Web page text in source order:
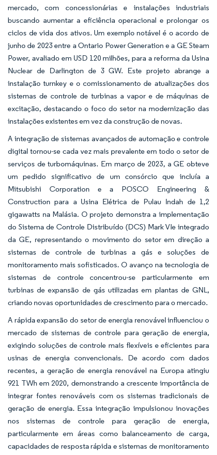
mercado, com concessionárias e instalações industriais
buscando aumentar a eficiência operacional e prolongar os
ciclos de vida dos ativos. Um exemplo notável é o acordo de
junho de 2023 entre a Ontario Power Generation e a GE Steam
Power, avaliado em USD 120 milhões, para a reforma da Usina
Nuclear de Darlington de 3 GW. Este projeto abrange a
instalação turnkey e o comissionamento de atualizações dos
sistemas de controle de turbinas a vapor e de máquinas de
excitação, destacando o foco do setor na modernização das
instalações existentes em vez da construção de novas.
A integração de sistemas avançados de automação e controle
digital tornou-se cada vez mais prevalente em todo o setor de
serviços de turbomáquinas. Em março de 2023, a GE obteve
um pedido significativo de um consórcio que incluía a
Mitsubishi Corporation e a POSCO Engineering &
Construction para a Usina Elétrica de Pulau Indah de 1,2
gigawatts na Malásia. O projeto demonstra a implementação
do Sistema de Controle Distribuído (DCS) Mark VIe integrado
da GE, representando o movimento do setor em direção a
sistemas de controle de turbinas a gás e soluções de
monitoramento mais sofisticados. O avanço na tecnologia de
sistemas de controle concentrou-se particularmente em
turbinas de expansão de gás utilizadas em plantas de GNL,
criando novas oportunidades de crescimento para o mercado.
A rápida expansão do setor de energia renovável influenciou o
mercado de sistemas de controle para geração de energia,
exigindo soluções de controle mais flexíveis e eficientes para
usinas de energia convencionais. De acordo com dados
recentes, a geração de energia renovável na Europa atingiu
921 TWh em 2020, demonstrando a crescente importância de
integrar fontes renováveis com os sistemas tradicionais de
geração de energia. Essa integração impulsionou inovações
nos sistemas de controle para geração de energia,
particularmente em áreas como balanceamento de carga,
capacidades de resposta rápida e sistemas de monitoramento